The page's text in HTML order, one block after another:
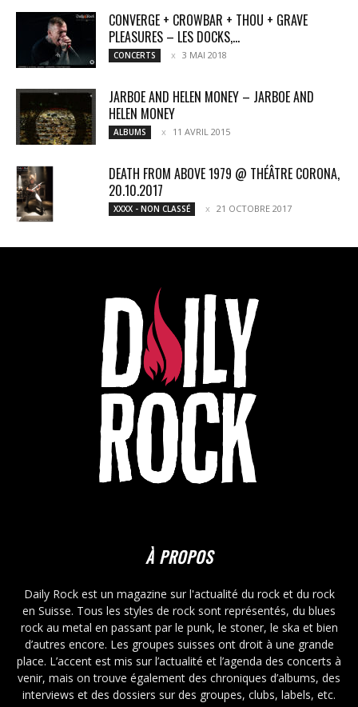
CONVERGE + CROWBAR + THOU + GRAVE
PLEASURES – LES DOCKS,...
CONCERTS 3 MAI 2018
JARBOE AND HELEN MONEY – JARBOE AND
HELEN MONEY
ALBUMS 11 AVRIL 2015
DEATH FROM ABOVE 1979 @ THÉÂTRE CORONA,
20.10.2017
XXXX - NON CLASSÉ 21 OCTOBRE 2017
À PROPOS
Daily Rock est un magazine sur l'actualité du rock et du rock
en Suisse. Tous les styles de rock sont représentés, du blues
rock au metal en passant par le punk, le stoner, le ska et bien
d’autres encore. Les groupes suisses ont droit à une grande
place. L’accent est mis sur l’actualité et l’agenda des concerts à
venir, mais on trouve également des chroniques d’albums, des
interviews et des dossiers sur des groupes, clubs, labels, etc.